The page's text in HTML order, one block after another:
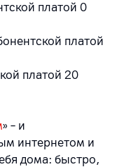
платой 0
платой
платой 20
» – и
интернетом и
дома: быстро,